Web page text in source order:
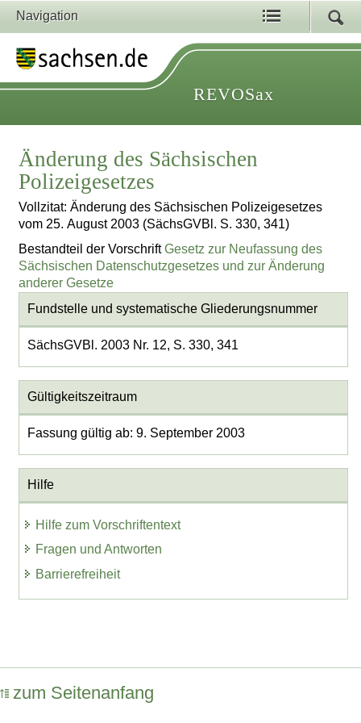
Navigation
REVOSax
Änderung des Sächsischen
Polizeigesetzes
Vollzitat: Änderung des Sächsischen Polizeigesetzes
vom 25. August 2003 (SächsGVBl. S. 330, 341)
Bestandteil der VorschriftGesetz zur Neufassung des
Sächsischen Datenschutzgesetzes und zur Änderung
anderer Gesetze
Fundstelle und systematische Gliederungsnummer
SächsGVBl. 2003 Nr. 12, S. 330, 341
Gültigkeitszeitraum
Fassung gültig ab: 9. September 2003
Hilfe
Hilfe zum Vorschriftentext
Fragen und Antworten
Barrierefreiheit
zum Seitenanfang